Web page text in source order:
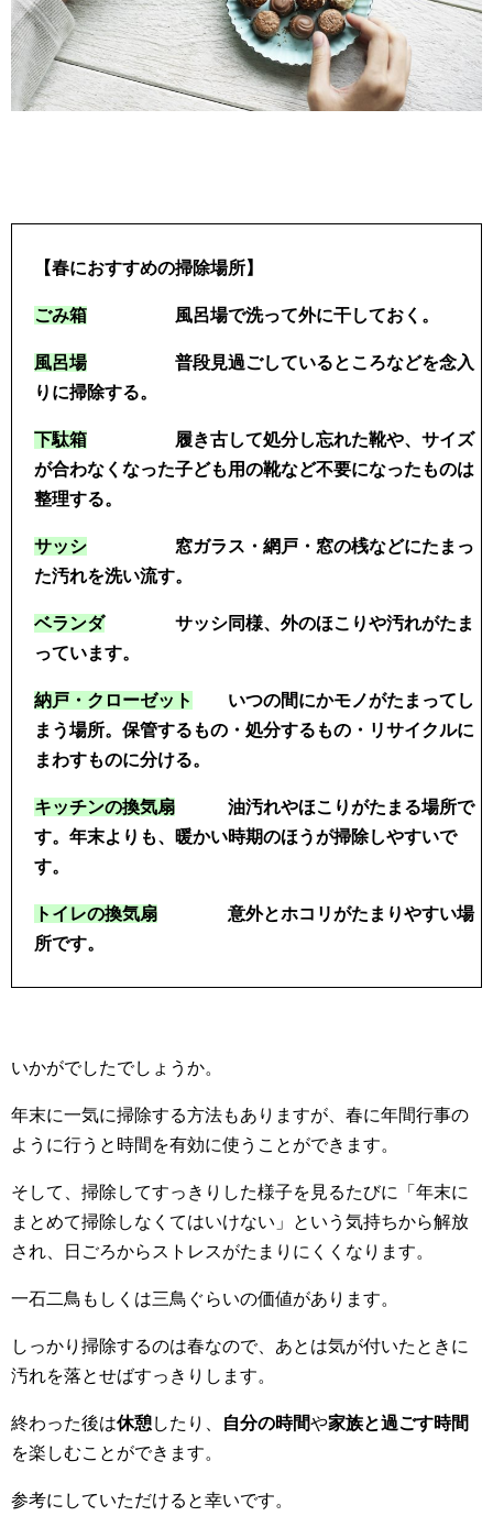
【春におすすめの掃除場所】
ごみ箱 風呂場で洗って外に干しておく。
風呂場 普段見過ごしているところなどを念入
りに掃除する。
下駄箱 履き古して処分し忘れた靴や、サイズ
が合わなくなった子ども用の靴など不要になったものは
整理する。
サッシ 窓ガラス・網戸・窓の桟などにたまっ
た汚れを洗い流す。
ベランダサッシ同様、外のほこりや汚れがたま
っています。
納戸・クローゼット
いつの間にかモノがたまってし
まう場所。保管するもの・処分するもの・リサイクルに
まわすものに分ける。
キッチンの換気扇 油汚れやほこりがたまる場所で
す。年末よりも、暖かい時期のほうが掃除しやすいで
す。
トイレの換気扇 意外とホコリがたまりやすい場
所です。
いかがでしたでしょうか。
年末に一気に掃除する方法もありますが、春に年間行事の
ように行うと時間を有効に使うことができます。
そして、掃除してすっきりした様子を見るたびに「年末に
まとめて掃除しなくてはいけない」という気持ちから解放
され、日ごろからストレスがたまりにくくなります。
一石二鳥もしくは三鳥ぐらいの価値があります。
しっかり掃除するのは春なので、あとは気が付いたときに
汚れを落とせばすっきりします。
終わった後は休憩したり、 自分の時間や家族と過ごす時間
を楽しむことができます。
参考にしていただけると幸いです。